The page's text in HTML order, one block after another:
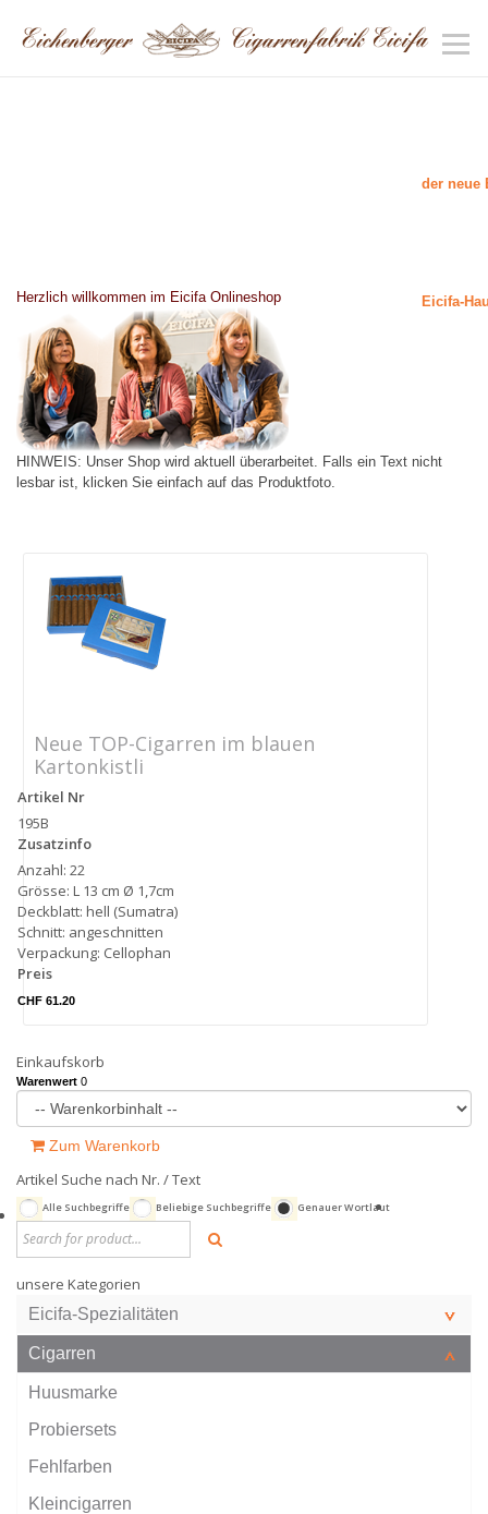
Herzlich willkommen im Eicifa Onlineshop
der neue
Eicifa-
HINWEIS: Unser Shop wird aktuell überarbeitet. Falls ein Text nicht
lesbar ist, klicken Sie einfach auf das Produktfoto.
Neue TOP-Cigarren im blauen
Kartonkistli
Artikel Nr
195B
Zusatzinfo
Anzahl: 22
Grösse: L 13 cm Ø 1,7cm
Deckblatt: hell (Sumatra)
Schnitt: angeschnitten
Verpackung: Cellophan
Preis
CHF 61.20
Einkaufskorb
Warenwert 0
Zum Warenkorb
Artikel Suche nach Nr. / Text
Alle Suchbegriffe Beliebige Suchbegriffe Genauer Wortlaut
unsere Kategorien
Eicifa-Spezialitäten
Cigarren
Huusmarke
Probiersets
Fehlfarben
Kleincigarren